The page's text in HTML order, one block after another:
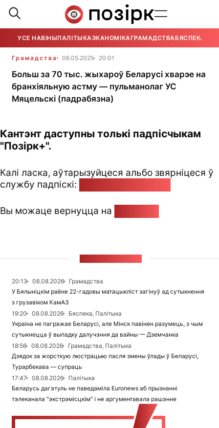
УСЕ НАВІНЫПАЛІТЫКАЭКАНОМІКАГРАМАДСТВАБЯСПЕКА
Грамадства 06.05.2025 20:01
Больш за 70 тыс. жыхароў Беларусі хварэе на
бранхіяльную астму — пульманолаг УС
Мяцельскі (падрабязна)
Кантэнт даступны толькі падпісчыкам
"Позірк+".
Калі ласка, аўтарызуйцеся альбо звярніцеся ў
службу падпіскі:
Вы можаце вернуцца на
20:13 08.08.2026
Грамадства
У Бялыніцкім раёне 22-гадовы матацыкліст загінуў ад сутыкнення
з грузавіком КамАЗ
19:20
08.08.2026
Бяспека, Палітыка
Украіна не пагражае Беларусі, але Мінск павінен разумець, з чым
сутыкнецца ў выпадку далучэння да вайны — Дземчанка
18:56
08.08.2026
Грамадства, Палітыка
Дзядок за жорсткую люстрацыю пасля змены ўлады ў Беларусі,
Турарбекава — супраць
17:47
08.08.2026
Палітыка
Беларусь дагэтуль не паведаміла Euronews аб прызнанні
тэлеканала "экстрэмісцкім" і не аргументавала рашэнне